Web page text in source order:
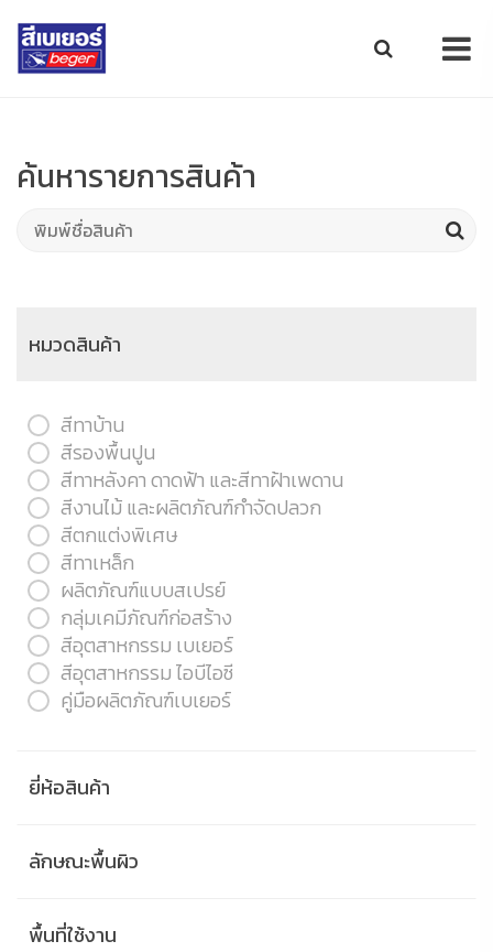
ค้นหารายการสินค้า
หมวดสินค้า
สีทาบ้าน
สีรองพื้นปูน
สีทาหลังคา ดาดฟ้า และสีทาฝ้าเพดาน
สีงานไม้ และผลิตภัณฑ์กำจัดปลวก
สีตกแต่งพิเศษ
สีทาเหล็ก
ผลิตภัณฑ์แบบสเปรย์
กลุ่มเคมีภัณฑ์ก่อสร้าง
สีอุตสาหกรรม เบเยอร์
สีอุตสาหกรรม ไอบีไอซี
คู่มือผลิตภัณฑ์เบเยอร์
ยี่ห้อสินค้า
ลักษณะพื้นผิว
พื้นที่ใช้งาน